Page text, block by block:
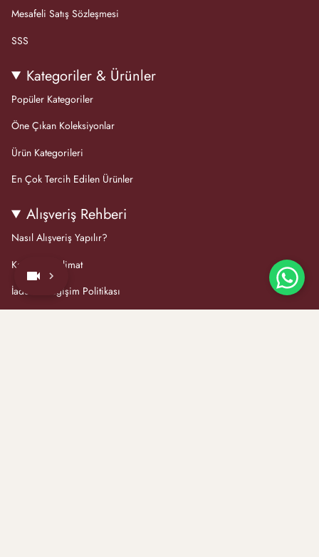
Mesafeli Satış Sözleşmesi
SSS
Kategoriler & Ürünler
Popüler Kategoriler
Öne Çıkan Koleksiyonlar
Ürün Kategorileri
En Çok Tercih Edilen Ürünler
Alışveriş Rehberi
Nasıl Alışveriş Yapılır?
Kargo & Teslimat
İade ve Değişim Politikası